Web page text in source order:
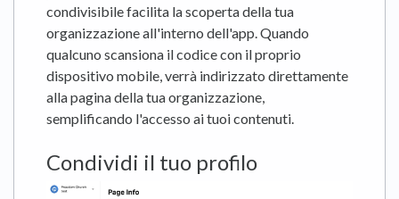
condivisibile facilita la scoperta della tua
organizzazione all'interno dell'app. Quando
qualcuno scansiona il codice con il proprio
dispositivo mobile, verrà indirizzato direttamente
alla pagina della tua organizzazione,
semplificando l'accesso ai tuoi contenuti.
Condividi il tuo profilo